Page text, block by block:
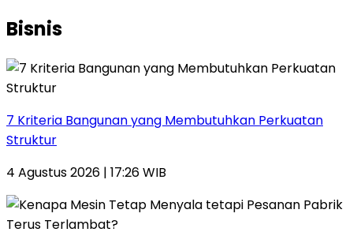
Bisnis
7 Kriteria Bangunan yang Membutuhkan Perkuatan
Struktur
4 Agustus 2026 | 17:26 WIB